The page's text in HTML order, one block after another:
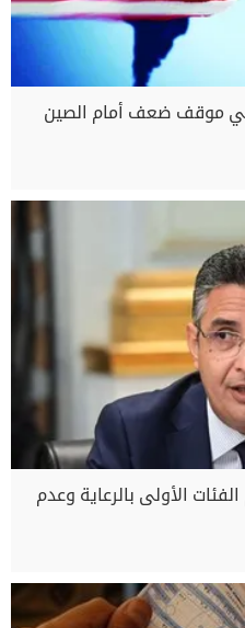
موقف ضعف أمام الصين
الأولى بالرعاية وعدم